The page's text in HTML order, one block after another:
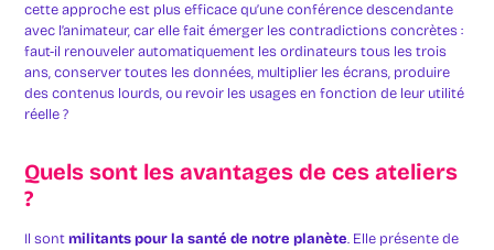
cette approche est plus efficace qu’une conférence descendante
avec l’animateur, car elle fait émerger les contradictions concrètes :
faut-il renouveler automatiquement les ordinateurs tous les trois
ans, conserver toutes les données, multiplier les écrans, produire
des contenus lourds, ou revoir les usages en fonction de leur utilité
réelle ?
Quels sont les avantages de ces ateliers
?
Il sontmilitants pour la santé de notre planète. Elle présente de